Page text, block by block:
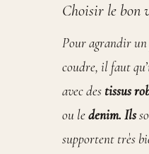
Choisir le bon
Pour agrandir un
coudre, il faut
avec des tissus
ou ledenim. Ils
supportent très